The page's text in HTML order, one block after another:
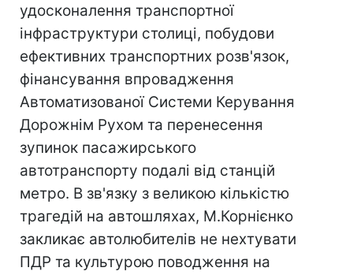
удосконалення транспортної
інфраструктури столиці, побудови
ефективних транспортних розв'язок,
фінансування впровадження
Автоматизованої Системи Керування
Дорожнім Рухом та перенесення
зупинок пасажирського
автотранспорту подалі від станцій
метро. В зв'язку з великою кiлькiстю
трагедiй на автошляхах, М.Корнiєнко
закликає автолюбителів не нехтувати
ПДР та культурою поводження на